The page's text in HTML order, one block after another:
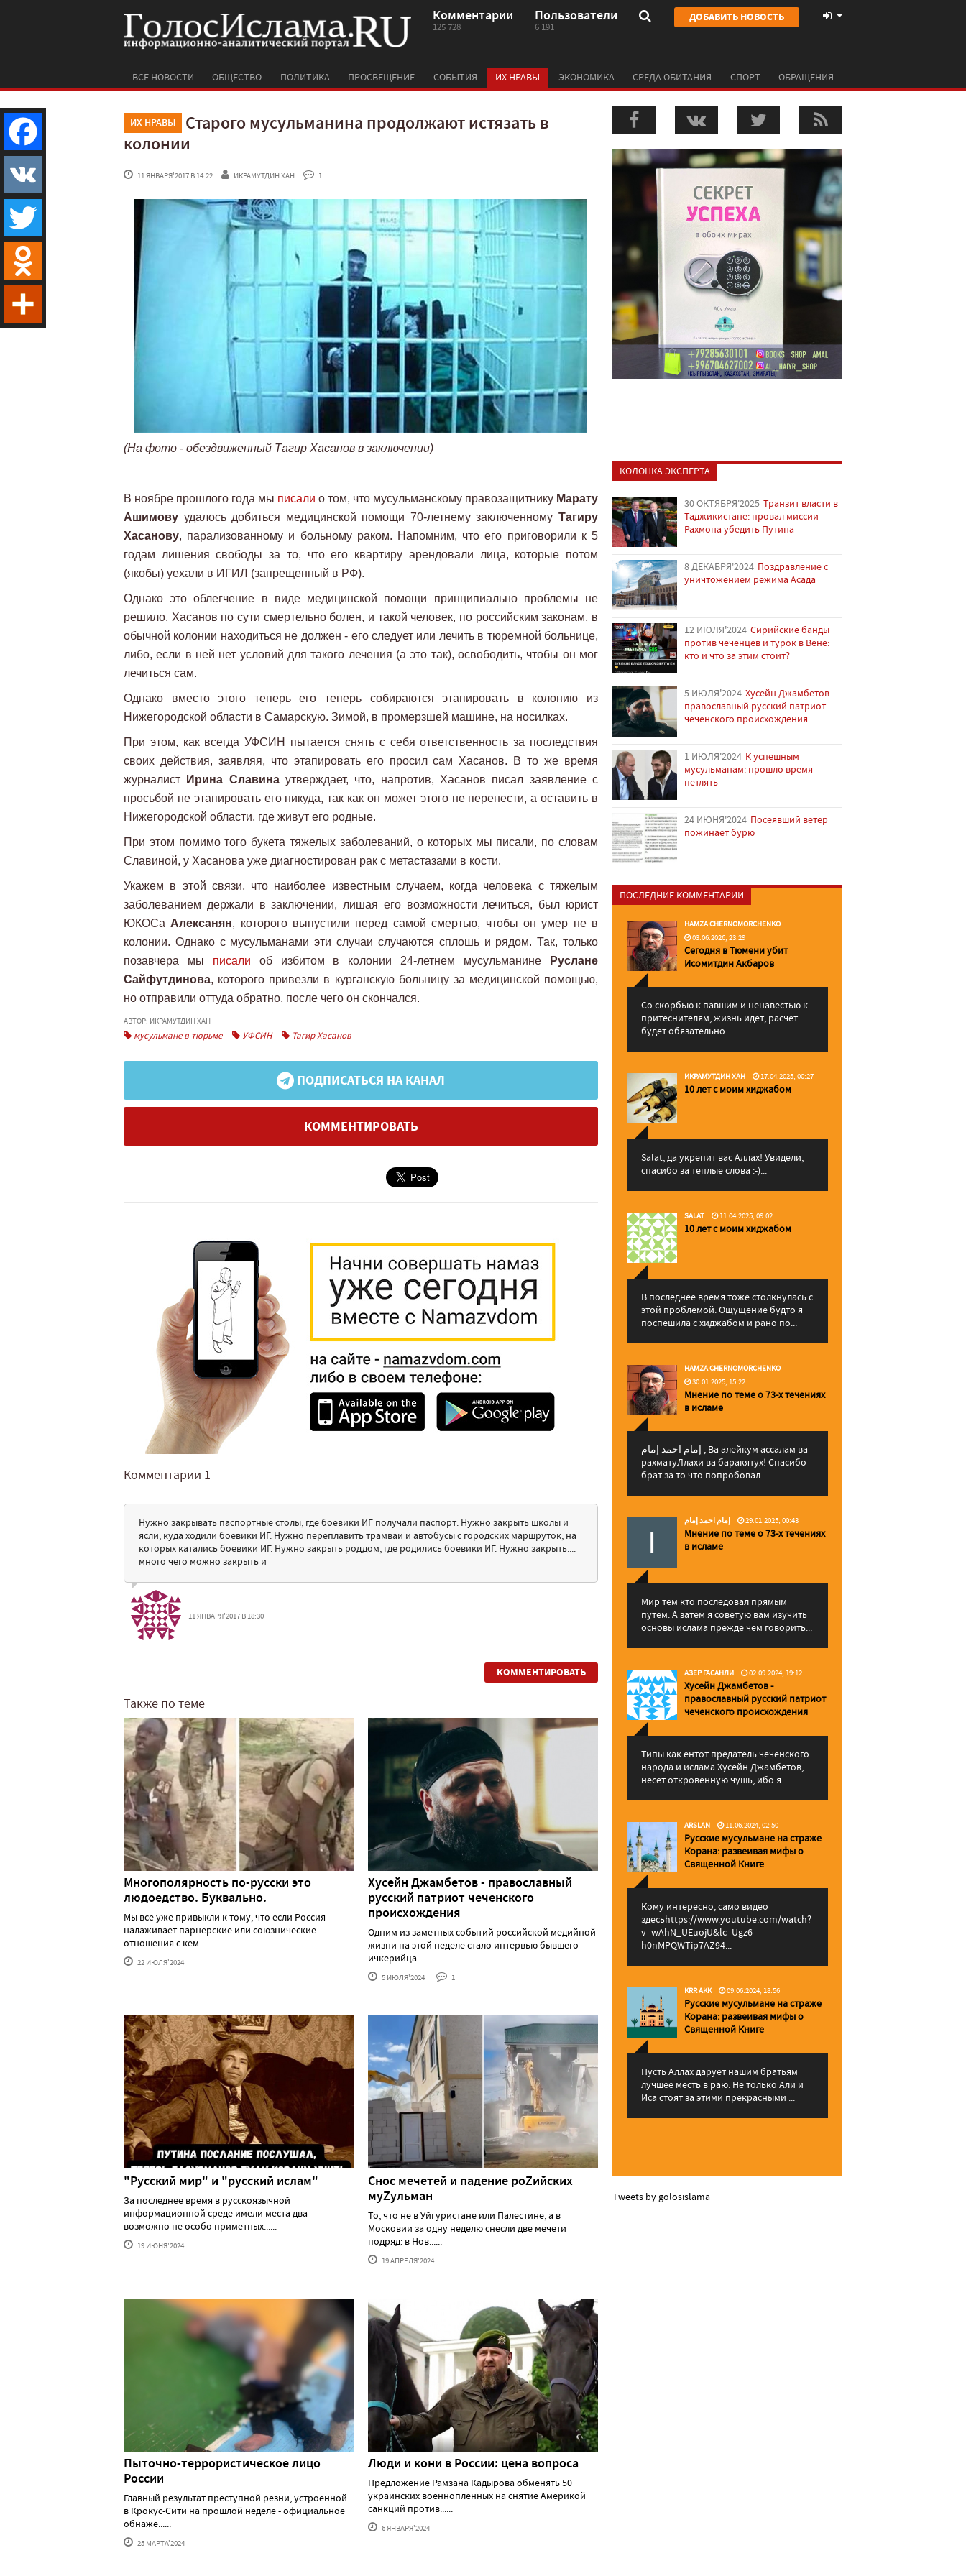
Комментарии
125 728
Пользователи
6 191
ДОБАВИТЬ НОВОСТЬ
ВСЕ НОВОСТИ ОБЩЕСТВО ПОЛИТИКА ПРОСВЕЩЕНИЕ СОБЫТИЯ ИХ НРАВЫ ЭКОНОМИКА СРЕДА ОБИТАНИЯ СПОРТ ОБРАЩЕНИЯ
ИХ НРАВЫ
Старого мусульманина продолжают истязать в
колонии
11 ЯНВАРЯ'2017 В 14:22 ИКРАМУТДИН ХАН 1
(На фото - обездвиженный Тагир Хасанов в заключении)
В ноябре прошлого года мы писали о том, что мусульманскому правозащитнику Марату
Ашимову удалось добиться медицинской помощи 70-летнему заключенному Тагиру
Хасанову, парализованному и больному раком. Напомним, что его приговорили к 5
годам лишения свободы за то, что его квартиру арендовали лица, которые потом
(якобы) уехали в ИГИЛ (запрещенный в РФ).
Однако это облегчение в виде медицинской помощи принципиально проблемы не
решило. Хасанов по сути смертельно болен, и такой человек, по российским законам, в
обычной колонии находиться не должен - его следует или лечить в тюремной больнице,
либо, если в ней нет условий для такого лечения (а это так), освободить, чтобы он мог
лечиться сам.
Однако вместо этого теперь его теперь собираются этапировать в колонию из
Нижегородской области в Самарскую. Зимой, в промерзшей машине, на носилках.
При этом, как всегда УФСИН пытается снять с себя ответственность за последствия
своих действия, заявляя, что этапировать его просил сам Хасанов. В то же время
журналист
Ирина Славинаутверждает, что, напротив, Хасанов писал заявление с
просьбой не этапировать его никуда, так как он может этого не перенести, а оставить в
Нижегородской области, где живут его родные.
При этом помимо того букета тяжелых заболеваний, о которых мы писали, по словам
Славиной, у Хасанова уже диагностирован рак с метастазами в кости.
Укажем в этой связи, что наиболее известным случаем, когда человека с тяжелым
заболеванием держали в заключении, лишая его возможности лечиться, был юрист
ЮКОСа Алексанян, которого выпустили перед самой смертью, чтобы он умер не в
колонии. Однако с мусульманами эти случаи случаются сплошь и рядом. Так, только
позавчера мы писали об избитом в колонии 24-летнем мусульманине
Руслане
Сайфутдинова, которого привезли в курганскую больницу за медицинской помощью,
но отправили оттуда обратно, после чего он скончался.
АВТОР: ИКРАМУТДИН ХАН
мусульмане в тюрьме УФСИН Тагир Хасанов
ПОДПИСАТЬСЯ НА КАНАЛ
КОММЕНТИРОВАТЬ
Комментарии 1
Нужно закрывать паспортные столы, где боевики ИГ получали паспорт. Нужно закрыть школы и
ясли, куда ходили боевики ИГ. Нужно переплавить трамваи и автобусы с городских маршруток, на
которых катались боевики ИГ. Нужно закрыть роддом, где родились боевики ИГ. Нужно закрыть....
много чего можно закрыть и
11 ЯНВАРЯ'2017 В 18:30
КОММЕНТИРОВАТЬ
Также по теме
Многополярность по-русски это
людоедство. Буквально.
Мы все уже привыкли к тому, что если Россия
налаживает парнерские или союзнические
отношения с кем-......
22 ИЮЛЯ'2024
Хусейн Джамбетов - православный
русский патриот чеченского
происхождения
Одним из заметных событий российской медийной
жизни на этой неделе стало интервью бывшего
ичкерийца......
5 ИЮЛЯ'2024 1
"Русский мир" и "русский ислам"
За последнее время в русскоязычной
информационной среде имели места два
возможно не особо приметных......
19 ИЮНЯ'2024
Снос мечетей и падение роZийских
муZульман
То, что не в Уйгуристане или Палестине, а в
Московии за одну неделю снесли две мечети
подряд: в Нов......
19 АПРЕЛЯ'2024
Пыточно-террористическое лицо
России
Главный результат преступной резни, устроенной
в Крокус-Сити на прошлой неделе - официальное
обнаже......
25 МАРТА'2024
Люди и кони в России: цена вопроса
Предложение Рамзана Кадырова обменять 50
украинских военнопленных на снятие Америкой
санкций против......
6 ЯНВАРЯ'2024
КОЛОНКА ЭКСПЕРТА
30 ОКТЯБРЯ'2025 Транзит власти в
Таджикистане: провал миссии
Рахмона убедить Путина
8 ДЕКАБРЯ'2024 Поздравление с
уничтожением режима Асада
12 ИЮЛЯ'2024 Сирийские банды
против чеченцев и турок в Вене:
кто и что за этим стоит?
5 ИЮЛЯ'2024 Хусейн Джамбетов -
православный русский патриот
чеченского происхождения
1 ИЮЛЯ'2024 К успешным
мусульманам: прошло время
петлять
24 ИЮНЯ'2024 Посеявший ветер
пожинает бурю
ПОСЛЕДНИЕ КОММЕНТАРИИ
HAMZA CHERNOMORCHENKO
03.06.2026, 23:29
Сегодня в Тюмени убит
Исомитдин Акбаров
Со скорбью к павшим и ненавестью к
притеснителям, жизнь идет, расчет
будет обязательно. ...
ИКРАМУТДИН ХАН 17.04.2025, 00:27
10 лет с моим хиджабом
Salat, да укрепит вас Аллаx! Увидели,
спасибо за теплые слова :-)...
SALAT 11.04.2025, 09:02
10 лет с моим хиджабом
В последнее время тоже столкнулась с
этой проблемой. Ощущение будто я
поспешила с хиджабом и рано по...
HAMZA CHERNOMORCHENKO
30.01.2025, 15:22
Мнение по теме о 73-х течениях
в исламе
إمام احمد إمام , Ва алейкум ассалам ва
рахматуЛлахи ва баракятух! Спасибо
брат за то что попробовал ...
إمام احمد إمام 29.01.2025, 00:43
Мнение по теме о 73-х течениях
в исламе
Мир тем кто последовал прямым
путем. А затем я советую вам изучить
основы ислама прежде чем говорить...
АЗЕР ГАСАНЛИ 02.09.2024, 19:12
Хусейн Джамбетов -
православный русский патриот
чеченского происхождения
Типы как ентот предатель чеченского
народа и ислама Хусейн Джамбетов,
несет откровенную чушь, ибо я...
ARSLAN 11.06.2024, 02:50
Русские мусульмане на страже
Корана: pазвеивая мифы о
Священной Книге
Кому интересно, само видео
здесьhttps://www.youtube.com/watch?
v=wAhN_UEuojU&lc=Ugz6-
h0nMPQWTip7AZ94...
KRR AKK 09.06.2024, 18:56
Русские мусульмане на страже
Корана: pазвеивая мифы о
Священной Книге
Пусть Аллах дарует нашим братьям
лучшее месть в раю. Не только Али и
Иса стоят за этими прекрасными ...
Tweets by golosislama
Facebook
VK
Twitter
Odnoklassniki